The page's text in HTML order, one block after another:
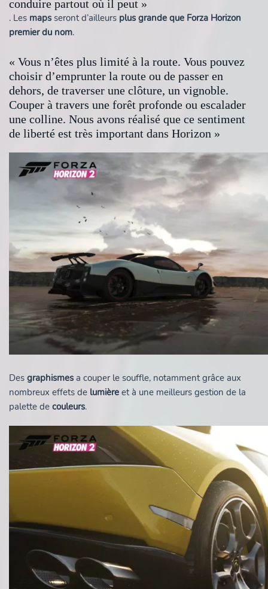
conduire partout où il peut »
. Les maps seront d’ailleurs plus grande que Forza Horizon
premier du nom.
« Vous n’êtes plus limité à la route. Vous pouvez
choisir d’emprunter la route ou de passer en
dehors, de traverser une clôture, un vignoble.
Couper à travers une forêt profonde ou escalader
une colline. Nous avons réalisé que ce sentiment
de liberté est très important dans Horizon »
Des graphismes a couper le souffle, notamment grâce aux
nombreux effets de lumière et à une meilleurs gestion de la
palette de couleurs.